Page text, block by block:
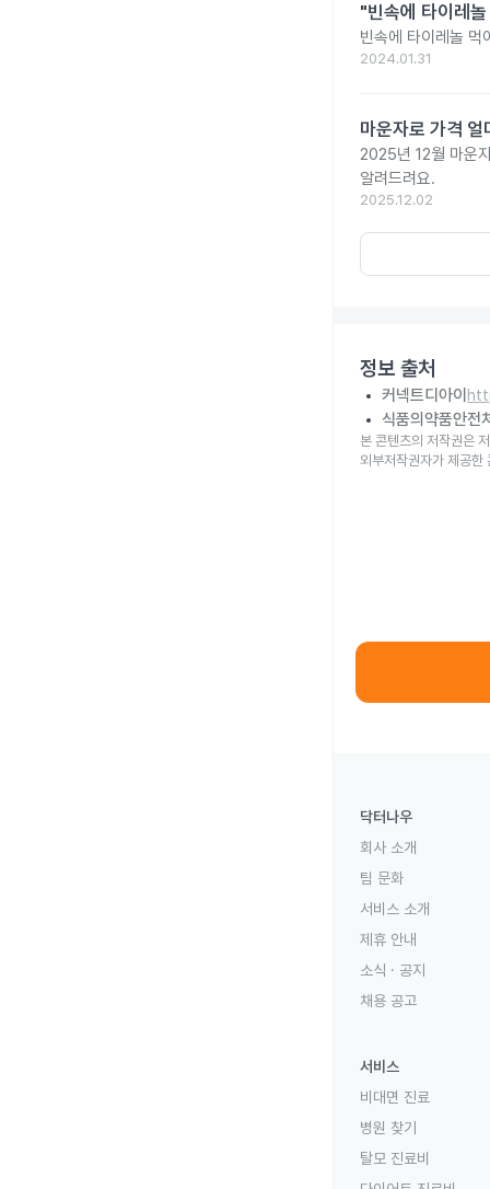
"빈속에 타이레
빈속에 타이레놀 먹
2024.01.31
마운자로 가격
2025년 12월 마운
알려드려요.
2025.12.02
정보 출처
커넥트디아이
식품의약품안전
본 콘텐츠의 저작권은
외부저작권자가 제공한
닥터나우
회사 소개
팀 문화
서비스 소개
제휴 안내
소식 · 공지
채용 공고
서비스
비대면 진료
병원 찾기
탈모 진료비